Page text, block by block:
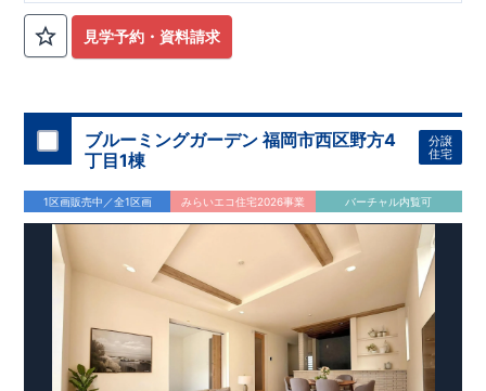
などの優
●耐震等級3、省エネBELS、住宅性能評価書取得の安心な暮らし
■建物完成しました
円
【アクセス】
津」駅まで徒歩23分
自
転車10 分（約1840ｍ）
【周辺環境】
校 約1470m(徒歩19分) ​​ヤオコー所沢
松井店 約310m(徒歩4分)​所沢第一病
院
約170
【この物件のおすすめPOINT】
住みやすさ重視の設計・設備
18帖超のリビングは南面に2
​あたたかな日差し差し込む空間は家
族団欒にもぴったりです。
◆洗練されたデザイン且つ清潔感を
保ちやすいフルフラットカウンターの洗面台を採用 ​◆将来設計
に合わせて3LDKから4LDKに間取りの変更が可能（別途有償）
折上天井、
ポップアップ天井、勾配天井を採用したこだわり
定休日：火･水 営業時間 9：30～18：30
見学予約・資料請求
ブルーミングガーデン 福岡市西区野方4
丁目1棟
分譲
住宅
1区画販売中／全1区画 みらいエコ住宅2026事業 バーチャル内覧可